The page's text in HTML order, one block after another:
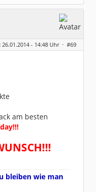
26.01.2014 - 14:48 Uhr · #69
am besten
bleiben wie man